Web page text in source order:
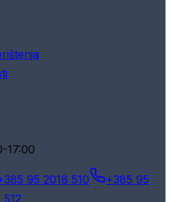
17:00
95 2018 510
+385 95